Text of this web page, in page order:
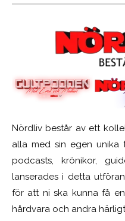
Nördliv består av ett
alla med sin egen unika
podcasts, krönikor,
lanserades i detta
för att ni ska kunna få
hårdvara och andra